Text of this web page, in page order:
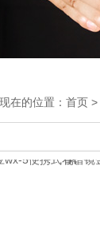
在的位置： 首页 >